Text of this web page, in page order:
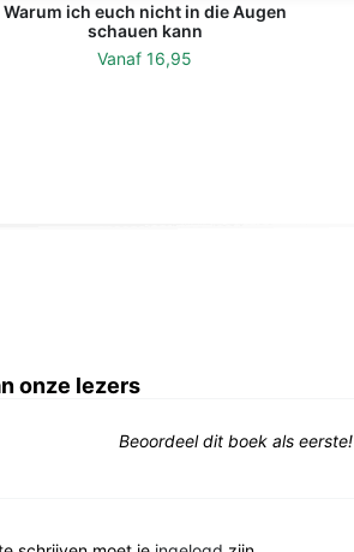
Warum ich euch nicht in die Augen
schauen kann
Vanaf16,95
onze lezers
Beoordeel dit boek als eerste!